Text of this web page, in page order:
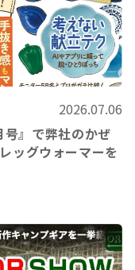
2026.07.06
』で弊社のかぜ
ッグウォーマーを